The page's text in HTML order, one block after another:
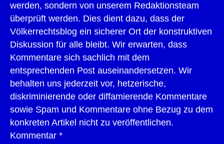
werden, sondern von unserem Redaktionsteam
überprüft werden. Dies dient dazu, dass der
Völkerrechtsblog ein sicherer Ort der konstruktiven
Diskussion für alle bleibt. Wir erwarten, dass
Kommentare sich sachlich mit dem
entsprechenden Post auseinandersetzen. Wir
behalten uns jederzeit vor, hetzerische,
diskriminierende oder diffamierende Kommentare
sowie Spam und Kommentare ohne Bezug zu dem
konkreten Artikel nicht zu veröffentlichen.
Kommentar *